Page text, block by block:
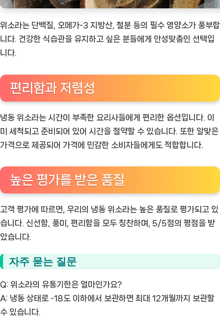
위소라는 단백질, 오메가-3 지방산, 철분 등의 필수 영양소가 풍부합
니다. 건강한 식습관을 유지하고 싶은 분들에게 안성맞춤인 선택입
니다.
편리함과 저렴성
냉동 위소라는 시간이 부족한 요리사들에게 편리한 옵션입니다. 이
미 세척되고 준비되어 있어 시간을 절약할 수 있습니다. 또한 알맞은
가격으로 제공되어 가격에 민감한 소비자들에게도 적합합니다.
높은 평가를 받은 품질
고객 평가에 따르면, 우리의 냉동 위소라는 높은 품질로 평가되고 있
습니다. 신선함, 풍미, 편리함을 모두 칭찬하며, 5/5점의 평점을 받
았습니다.
자주 묻는 질문
Q: 위소라의 유통기한은 얼마인가요?
A: 냉동 상태로 -18도 이하에서 보관하면 최대 12개월까지 보관할
수 있습니다.